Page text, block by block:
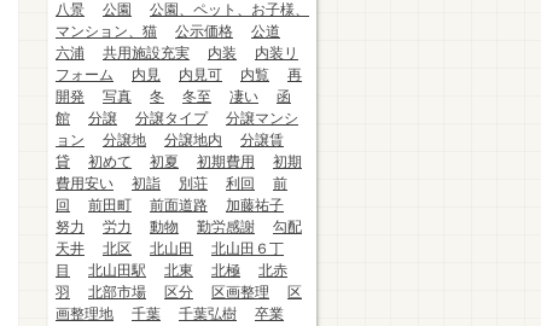
八景
公園
公園、ペット、お子様、
マンション、猫
公示価格
公道
六浦
共用施設充実 内装
内装リ
フォーム
内見 内見可 内覧
再
開発
写真 冬 冬至 凄い
函
館
分譲 分譲タイプ
分譲マンシ
ョン
分譲地 分譲地内
分譲賃
貸
初めて 初夏 初期費用
初期
費用安い
初詣 別荘 利回
前
回
前田町 前面道路
加藤祐子
努力
労力 動物 勤労感謝
勾配
天井
北区 北山田
北山田６丁
目
北山田駅 北東 北極
北赤
羽
北部市場 区分 区画整理
区
画整理地
千葉 千葉弘樹
卒業